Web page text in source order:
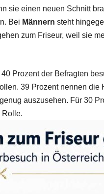
sie einen neuen Schnitt
Bei Männern steht
zum Friseur, weil sie
Prozent der Befragten
39 Prozent nennen die
auszusehen. Für 30
Rolle.